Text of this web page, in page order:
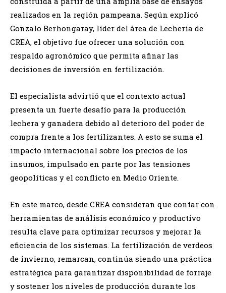
realizados en la región pampeana. Según explicó
Gonzalo Berhongaray, líder del área de Lechería de
CREA, el objetivo fue ofrecer una solución con
respaldo agronómico que permita afinar las
decisiones de inversión en fertilización.
El especialista advirtió que el contexto actual
presenta un fuerte desafío para la producción
lechera y ganadera debido al deterioro del poder de
compra frente a los fertilizantes. A esto se suma el
impacto internacional sobre los precios de los
insumos, impulsado en parte por las tensiones
geopolíticas y el conflicto en Medio Oriente.
En este marco, desde CREA consideran que contar con
herramientas de análisis económico y productivo
resulta clave para optimizar recursos y mejorar la
eficiencia de los sistemas. La fertilización de verdeos
de invierno, remarcan, continúa siendo una práctica
estratégica para garantizar disponibilidad de forraje
y sostener los niveles de producción durante los